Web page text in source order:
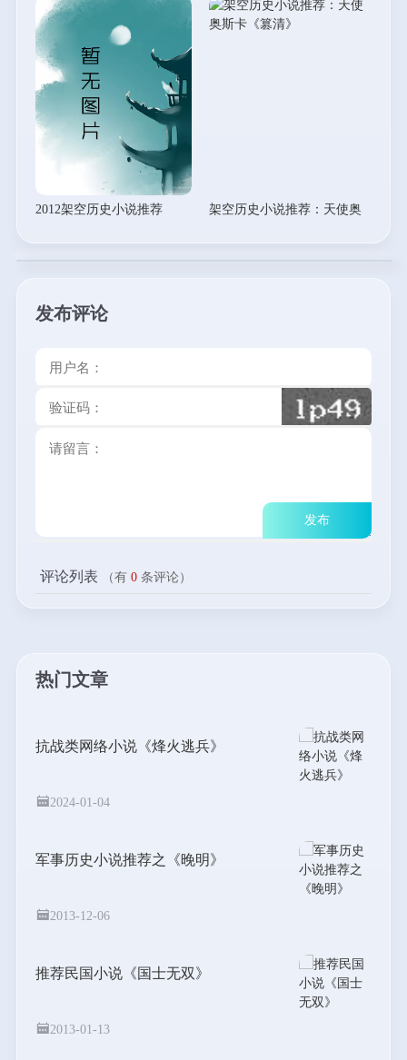
2012架空历史小说推荐 架空历史小说推荐：天使奥
发布评论
评论列表 （有 0条评论）
热门文章
抗战类网络小说《烽火逃兵》
2024-01-04
军事历史小说推荐之《晚明》
2013-12-06
推荐民国小说《国士无双》
2013-01-13